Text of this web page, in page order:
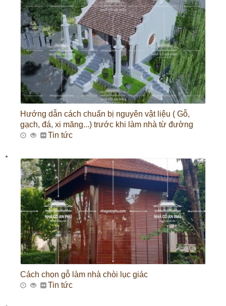
Hướng dẫn cách chuẩn bị nguyên vật liệu ( Gỗ,
gạch, đá, xi măng...) trước khi làm nhà từ đường
Tin tức
Cách chọn gỗ làm nhà chòi lục giác
Tin tức